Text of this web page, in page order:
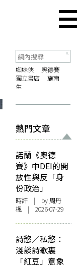
蜘蛛俠
奧德賽
獨立書店
施南
生
熱門文章
諾蘭《奧德
賽》中DEI的開
放性與反「身
份政治」
時評 | by周丹
楓 | 2026-07-29
詩慾／私慾：
淺談詩歌裏
「紅豆」意象